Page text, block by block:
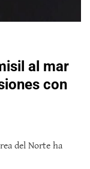
al mar
con
del Norte ha